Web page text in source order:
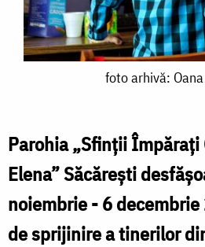
Nechifor
foto arhivă:
Parohia „Sfinții
Elena” Săcărești
noiembrie - 6
de sprijinire a tinerilor